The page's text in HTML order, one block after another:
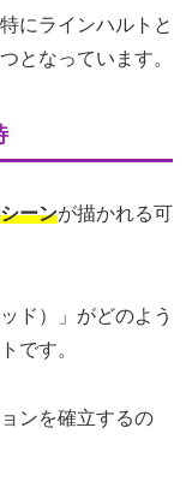
にラインハルトと
となっています。
ーンが描かれる可
ド）」がどのよう
です。
ンを確立するの